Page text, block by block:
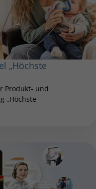
„Höchste
Produkt- und
„Höchste